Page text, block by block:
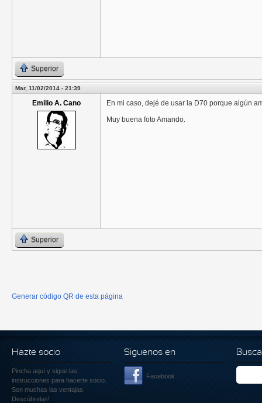
Superior
Mar, 11/02/2014 - 21:39
Emilio A. Cano
En mi caso, dejé de usar la D70 porque algún
Muy buena foto Amando.
Superior
Generar código QR de esta página
Hazte socio
Pincha aquí y sigue las
instrucciones para hacerte socio.
Son muchas las ventajas.
Descúbrelas!
Siguenos en
Facebook